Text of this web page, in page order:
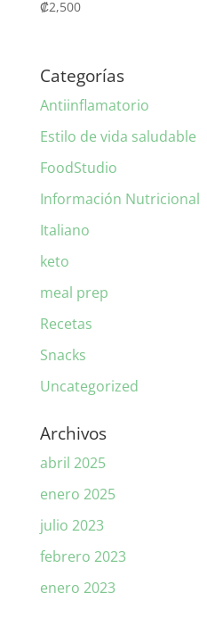
₡2,500
Categorías
Antiinflamatorio
Estilo de vida saludable
FoodStudio
Información Nutricional
Italiano
keto
meal prep
Recetas
Snacks
Uncategorized
Archivos
abril 2025
enero 2025
julio 2023
febrero 2023
enero 2023